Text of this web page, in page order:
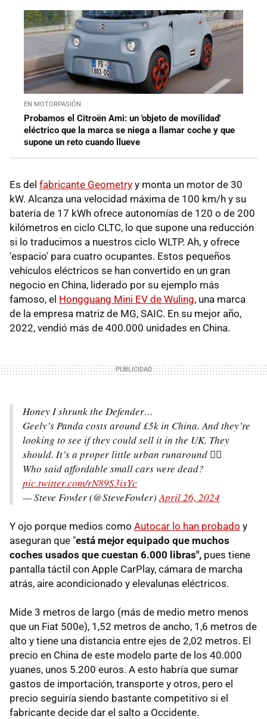
EN MOTORPASIÓN
Probamos el Citroën Ami: un 'objeto de movilidad'
eléctrico que la marca se niega a llamar coche y que
supone un reto cuando llueve
Es del fabricante Geometry y monta un motor de 30
kW. Alcanza una velocidad máxima de 100 km/h y su
batería de 17 kWh ofrece autonomías de 120 o de 200
kilómetros en ciclo CLTC, lo que supone una reducción
si lo traducimos a nuestros ciclo WLTP. Ah, y ofrece
'espacio' para cuatro ocupantes. Estos pequeños
vehículos eléctricos se han convertido en un gran
negocio en China, liderado por su ejemplo más
famoso, el Hongguang Mini EV de Wuling, una marca
de la empresa matriz de MG, SAIC. En su mejor año,
2022, vendió más de 400.000 unidades en China.
Honey I shrunk the Defender…
Geely’s Panda costs around £5k in China. And they’re
looking to see if they could sell it in the UK. They
should. It’s a proper little urban runaround 👍🏻
Who said affordable small cars were dead?
pic.twitter.com/rN89S3isYc
— Steve Fowler (@SteveFowler) April 26, 2024
Y ojo porque medios como Autocar lo han probado y
aseguran que "está mejor equipado que muchos
coches usados ​​que cuestan 6.000 libras", pues tiene
pantalla táctil con Apple CarPlay, cámara de marcha
atrás, aire acondicionado y elevalunas eléctricos.
Mide 3 metros de largo (más de medio metro menos
que un Fiat 500e), 1,52 metros de ancho, 1,6 metros de
alto y tiene una distancia entre ejes de 2,02 metros. El
precio en China de este modelo parte de los 40.000
yuanes, unos 5.200 euros. A esto habría que sumar
gastos de importación, transporte y otros, pero el
precio seguiría siendo bastante competitivo si el
fabricante decide dar el salto a Occidente.